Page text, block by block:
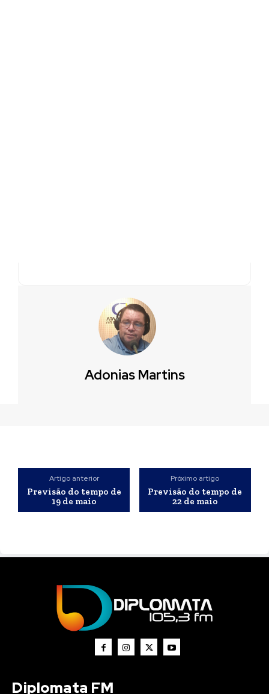
Adonias Martins
Artigo anterior
Previsão do tempo de
19 de maio
Próximo artigo
Previsão do tempo de
22 de maio
Diplomata FM